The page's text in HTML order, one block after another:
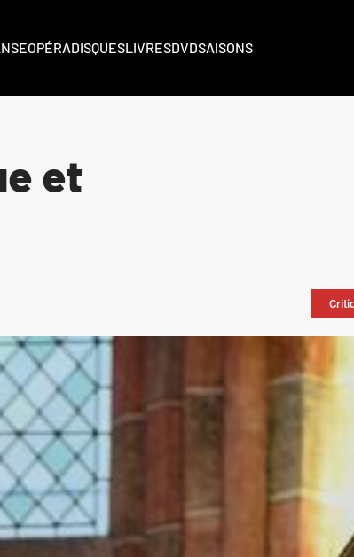
OPÉRADISQUESLIVRESDVDSAISONS
et